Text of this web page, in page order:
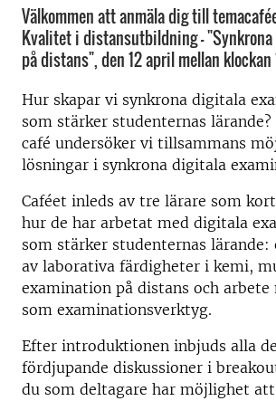
Välkommen att anmäla dig till
Kvalitet i distansutbildning -
på distans", den 12 april mellan klockan
Hur skapar vi synkrona digitala
som stärker studenternas
café undersöker vi tillsammans
lösningar i synkrona digitala
Caféet inleds av tre lärare som
hur de har arbetat med digitala
som stärker studenternas
av laborativa färdigheter i kemi,
examination på distans och arbete
som examinationsverktyg.
Efter introduktionen inbjuds alla
fördjupande diskussioner i
du som deltagare har möjlighet